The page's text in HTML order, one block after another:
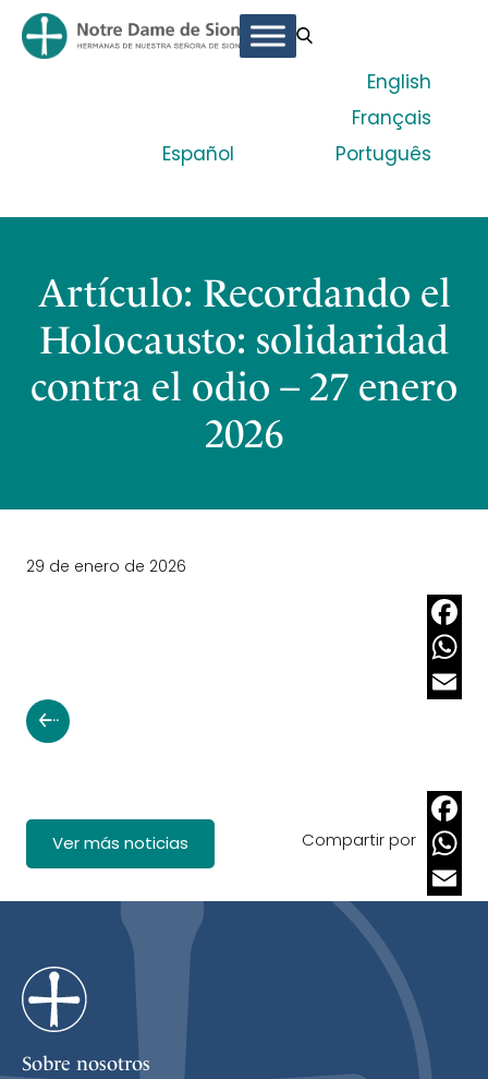
Español
English
Français
Português
Artículo: Recordando el
Holocausto: solidaridad
contra el odio – 27 enero
2026
29 de enero de 2026
Ver más noticias Compartir por
Sobre nosotros